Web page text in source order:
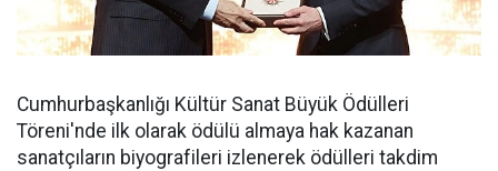
Cumhurbaşkanlığı Kültür Sanat Büyük Ödülleri
Töreni'nde ilk olarak ödülü almaya hak kazanan
sanatçıların biyografileri izlenerek ödülleri takdim